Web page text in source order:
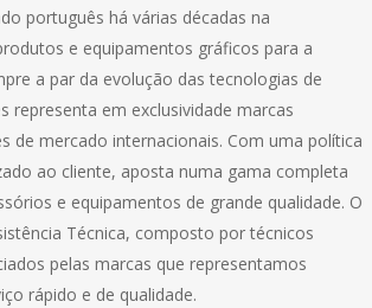
português há várias décadas na
e equipamentos gráficos para a
a par da evolução das tecnologias de
representa em exclusividade marcas
de mercado internacionais. Com uma política
ao cliente, aposta numa gama completa
e equipamentos de grande qualidade. O
Técnica, composto por técnicos
pelas marcas que representamos
rápido e de qualidade.